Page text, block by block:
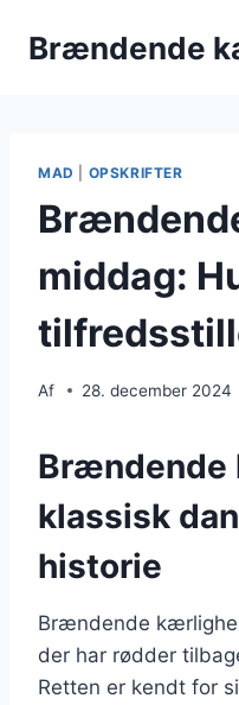
Brændende
MAD OPSKRIFTER
middag:
Af 28. december 2024
Brændende
klassisk
historie
Brændende
der har rødder
Retten er kendt for